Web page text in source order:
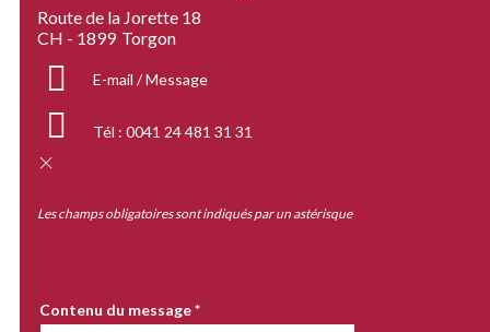
Route de la Jorette 18
CH - 1899 Torgon
E-mail / Message
Tél : 0041 24 481 31 31
Les champs obligatoires sont indiqués par un astérisque *
Contenu du message*